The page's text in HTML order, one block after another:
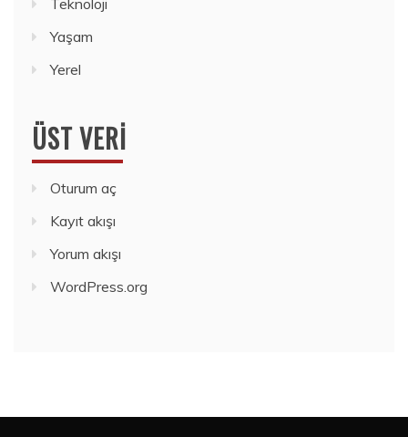
Yaşam
Yerel
ÜST VERI
Oturum aç
Kayıt akışı
Yorum akışı
WordPress.org